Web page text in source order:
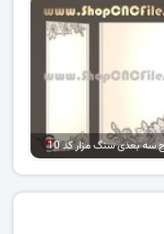
سه بعدی سنگ مزار کد 10